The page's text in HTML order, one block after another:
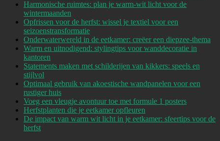
Harmonische ruimtes: plan je warm-wit licht voor de
wintermaanden
Opfrissen voor de herfst: wissel je textiel voor een
seizoenstransformatie
Onderwaterwereld in de eetkamer: creëer een diepzee-thema
Warm en uitnodigend: stylingtips voor wanddecoratie in
kantoren
Statements maken met schilderijen van kikkers: speels en
stijlvol
Optimaal gebruik van akoestische wandpanelen voor een
rustiger huis
Voeg een vleugje avontuur toe met formule 1 posters
Herfstplanten die je eetkamer opfleuren
De impact van warm wit licht in je eetkamer: sfeertips voor de
herfst